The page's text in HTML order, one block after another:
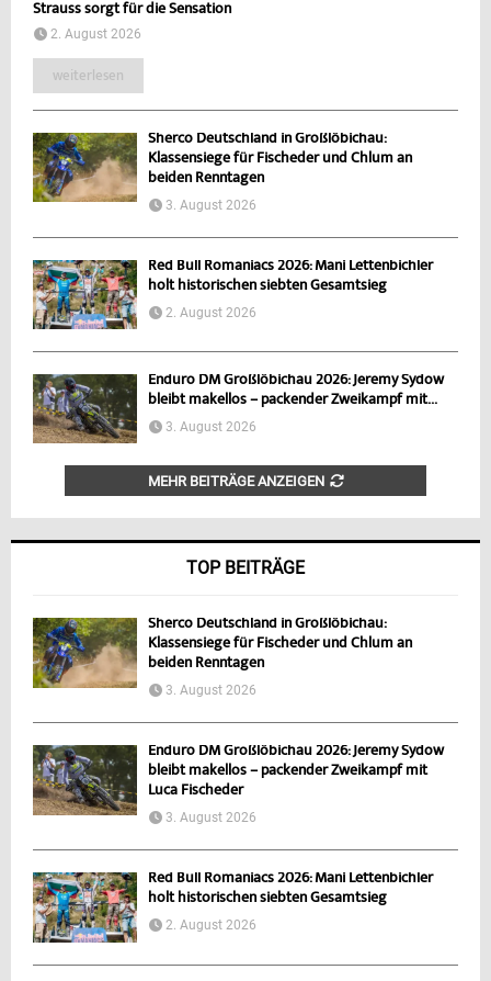
Strauss sorgt für die Sensation
2. August 2026
weiterlesen
Sherco Deutschland in Großlöbichau:
Klassensiege für Fischeder und Chlum an
beiden Renntagen
3. August 2026
Red Bull Romaniacs 2026: Mani Lettenbichler
holt historischen siebten Gesamtsieg
2. August 2026
Enduro DM Großlöbichau 2026: Jeremy Sydow
bleibt makellos – packender Zweikampf mit...
3. August 2026
MEHR BEITRÄGE ANZEIGEN
TOP BEITRÄGE
Sherco Deutschland in Großlöbichau:
Klassensiege für Fischeder und Chlum an
beiden Renntagen
3. August 2026
Enduro DM Großlöbichau 2026: Jeremy Sydow
bleibt makellos – packender Zweikampf mit
Luca Fischeder
3. August 2026
Red Bull Romaniacs 2026: Mani Lettenbichler
holt historischen siebten Gesamtsieg
2. August 2026